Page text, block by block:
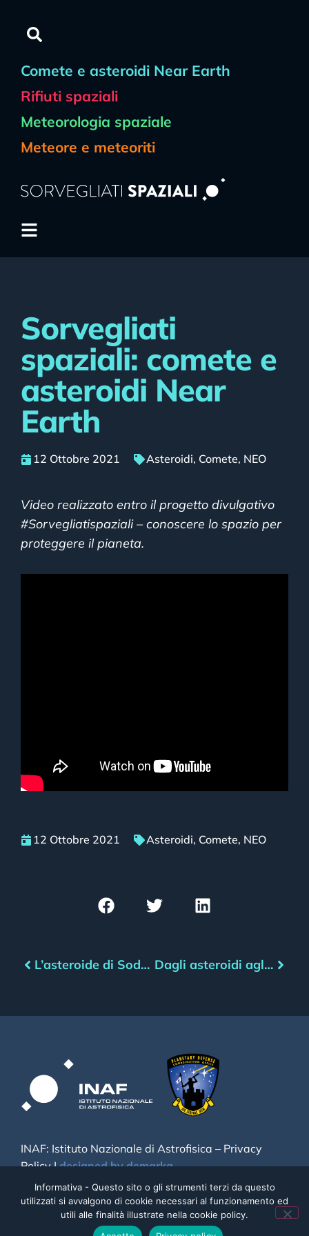
Comete e asteroidi Near Earth
Rifiuti spaziali
Meteorologia spaziale
Meteore e meteoriti
Sorvegliati
spaziali: comete e
asteroidi Near
Earth
12 Ottobre 2021 Asteroidi, Comete, NEO
Video realizzato entro il progetto divulgativo
#Sorvegliatispaziali – conoscere lo spazio per
proteggere il pianeta.
12 Ottobre 2021 Asteroidi, Comete, NEO
L’asteroide di Sodoma e Gomorra Dagli asteroidi agli acrostici, sulle orme di Rodari
INAF: Istituto Nazionale di Astrofisica – Privacy
Policy|designed by demarka
Informativa - Questo sito o gli strumenti terzi da questo
utilizzati si avvalgono di cookie necessari al funzionamento ed
utili alle finalità illustrate nella cookie policy.